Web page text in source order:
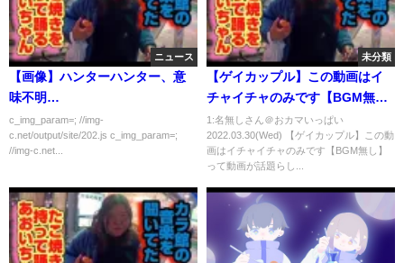
ニュース
【画像】ハンターハンター、意
味不明…
c_img_param=; //img-
c.net/output/site/202.js c_img_param=;
//img-c.net...
未分類
【ゲイカップル】この動画はイ
チャイチャのみです【BGM無
し】
1:名無しさん＠おカマいっぱい
2022.03.30(Wed) 【ゲイカップル】この動
画はイチャイチャのみです【BGM無し】
って動画が話題らし...